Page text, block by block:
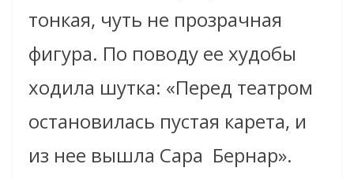
тонкая, чуть не прозрачная
фигура. По поводу ее худобы
ходила шутка: «Перед театром
остановилась пустая карета, и
из нее вышла Сара Бернар».